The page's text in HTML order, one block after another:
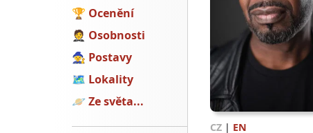
🏆 Ocenění
🤵 Osobnosti
🧙 Postavy
🗺 Lokality
🪐 Ze světa...
CZ | EN